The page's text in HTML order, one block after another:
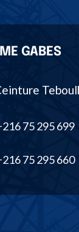
GABES
75 295 699
75 295 660